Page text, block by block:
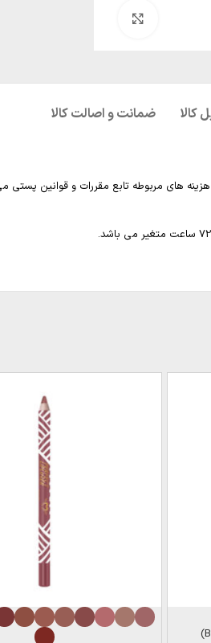
کالا ضمانت و اصالت کالا
های مربوطه تابع مقررات و قوانین پستی